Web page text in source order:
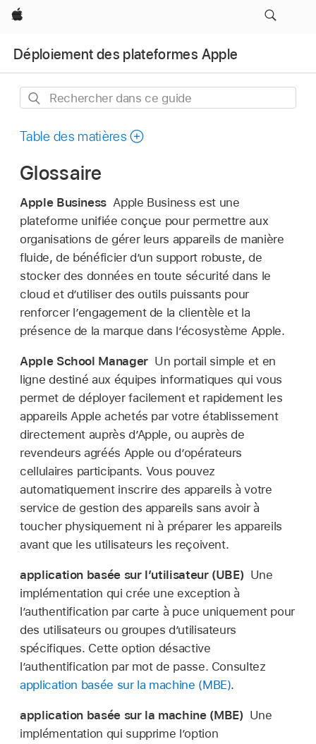
Apple
Déploiement des plateformes Apple
Rechercher
ce
Table des matières
Glossaire
Apple Business Apple Business est une
plateforme unifiée conçue pour permettre aux
organisations de gérer leurs appareils de manière
fluide, de bénéficier d’un support robuste, de
stocker des données en toute sécurité dans le
cloud et d’utiliser des outils puissants pour
renforcer l’engagement de la clientèle et la
présence de la marque dans l’écosystème Apple.
Apple School Manager Un portail simple et en
ligne destiné aux équipes informatiques qui vous
permet de déployer facilement et rapidement les
appareils Apple achetés par votre établissement
directement auprès d’Apple, ou auprès de
revendeurs agréés Apple ou d’opérateurs
cellulaires participants. Vous pouvez
automatiquement inscrire des appareils à votre
service de gestion des appareils sans avoir à
toucher physiquement ni à préparer les appareils
avant que les utilisateurs les reçoivent.
application basée sur l’utilisateur (UBE) Une
implémentation qui crée une exception à
l’authentification par carte à puce uniquement pour
des utilisateurs ou groupes d’utilisateurs
spécifiques. Cette option désactive
l’authentification par mot de passe. Consultez
application basée sur la machine (MBE).
application basée sur la machine (MBE) Une
implémentation qui supprime l’option